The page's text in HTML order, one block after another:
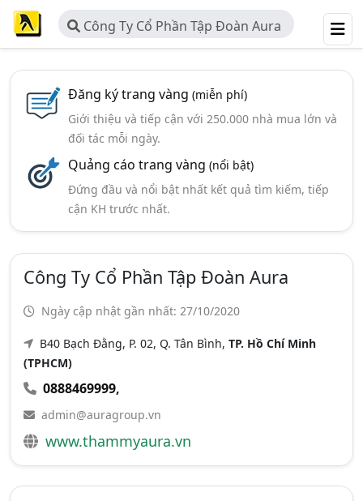
Công Ty Cổ Phần Tập Đoàn Aura
Đăng ký trang vàng (miễn phí)
Giới thiệu và tiếp cận với 250.000 nhà mua lớn và
đối tác mỗi ngày.
Quảng cáo trang vàng (nổi bật)
Đứng đầu và nổi bật nhất kết quả tìm kiếm, tiếp
cận KH trước nhất.
Công Ty Cổ Phần Tập Đoàn Aura
Ngày cập nhật gần nhất: 27/10/2020
B40 Bạch Đằng, P. 02, Q. Tân Bình, TP. Hồ Chí Minh
(TPHCM)
0888469999,
admin@auragroup.vn
www.thammyaura.vn